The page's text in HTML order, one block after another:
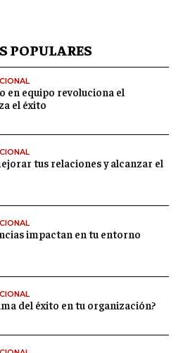
POPULARES
en equipo revoluciona el
el éxito
tus relaciones y alcanzar el
impactan en tu entorno
del éxito en tu organización?